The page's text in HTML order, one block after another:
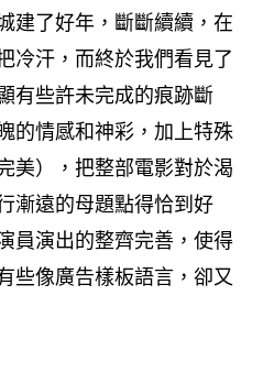
建了好年，斷斷續續，在
冷汗，而終於我們看見了
有些許未完成的痕跡斷
的情感和神彩，加上特殊
美），把整部電影對於渴
漸遠的母題點得恰到好
員演出的整齊完善，使得
些像廣告樣板語言，卻又